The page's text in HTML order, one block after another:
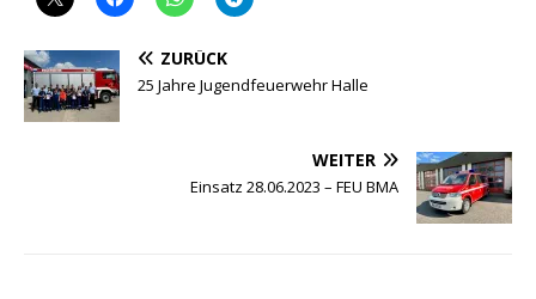
ZURÜCK
25 Jahre Jugendfeuerwehr Halle
WEITER
Einsatz 28.06.2023 – FEU BMA